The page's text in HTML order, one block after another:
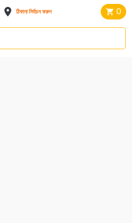
ঠিকানা নির্বাচন করুন 0